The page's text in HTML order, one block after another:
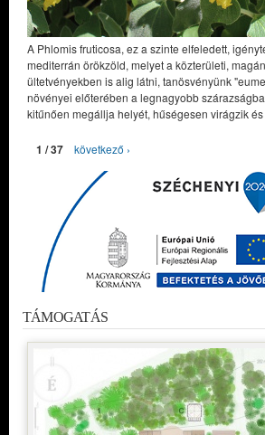
A Phlomis fruticosa, ez a szinte elfeledett,
mediterrán örökzöld, melyet a közterületi,
ültetvényekben is alig látni, tanösvényünk
növényei előterében a legnagyobb
kitűnően megállja helyét, hűségesen virágzik és
1 / 37 következő ›
TÁMOGATÁS